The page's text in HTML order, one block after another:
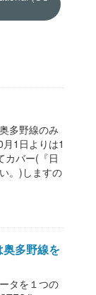
多野線のみ
1日よりは1
カバー(『日
。)しますの
多野線を
タを１つの